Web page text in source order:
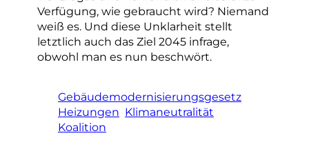
Verfügung, wie gebraucht wird? Niemand
weiß es. Und diese Unklarheit stellt
letztlich auch das Ziel 2045 infrage,
obwohl man es nun beschwört.
Gebäudemodernisierungsgesetz
Heizungen Klimaneutralität
Koalition